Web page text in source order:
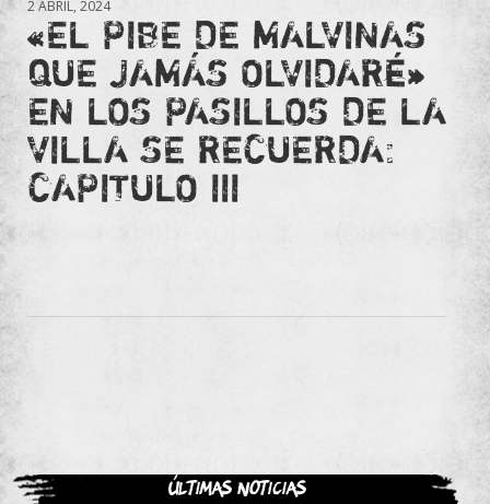
2 ABRIL, 2024
«EL PIBE DE MALVINAS
QUE JAMÁS OLVIDARÉ»
EN LOS PASILLOS DE LA
VILLA SE RECUERDA:
CAPITULO III
Últimas noticias